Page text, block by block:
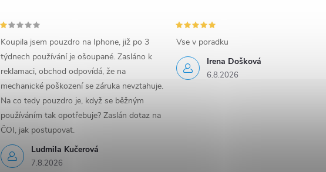
Ludmila Kučerová
7.8.2026
Koupila jsem pouzdro na Iphone, již po 3
týdnech používání je ošoupané. Zasláno k
reklamaci, obchod odpovídá, že na
mechanické poškození se záruka nevztahuje.
Na co tedy pouzdro je, když se běžným
používáním tak opotřebuje? Zaslán dotaz na
ČOI, jak postupovat.
Irena Došková
6.8.2026
Vse v poradku